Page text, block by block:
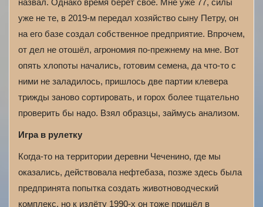
назвал. Однако время берёт своё. Мне уже 77, силы
уже не те, в 2019-м передал хозяйство сыну Петру, он
на его базе создал собственное предприятие. Впрочем,
от дел не отошёл, агрономия по-прежнему на мне. Вот
опять хлопоты начались, готовим семена, да что-то с
ними не заладилось, пришлось две партии клевера
трижды заново сортировать, и горох более тщательно
проверить бы надо. Взял образцы, займусь анализом.
Игра в рулетку
Когда-то на территории деревни Чеченино, где мы
оказались, действовала нефтебаза, позже здесь была
предпринята попытка создать животноводческий
комплекс, но к излёту 1990-х он тоже пришёл в